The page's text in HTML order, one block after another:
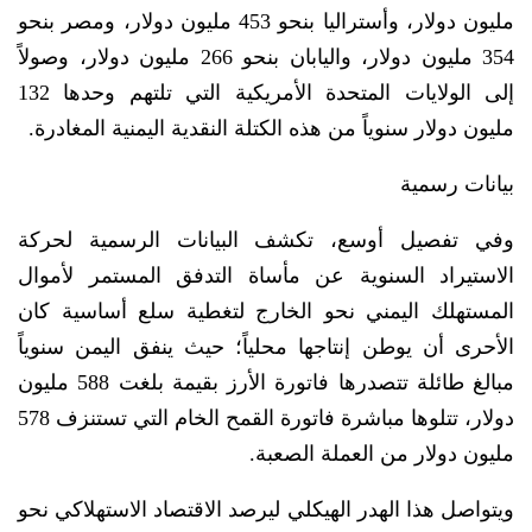
مليون دولار، وأستراليا بنحو 453 مليون دولار، ومصر بنحو
354 مليون دولار، واليابان بنحو 266 مليون دولار، وصولاً
إلى الولايات المتحدة الأمريكية التي تلتهم وحدها 132
مليون دولار سنوياً من هذه الكتلة النقدية اليمنية المغادرة.
بيانات رسمية
وفي تفصيل أوسع، تكشف البيانات الرسمية لحركة
الاستيراد السنوية عن مأساة التدفق المستمر لأموال
المستهلك اليمني نحو الخارج لتغطية سلع أساسية كان
الأحرى أن يوطن إنتاجها محلياً؛ حيث ينفق اليمن سنوياً
مبالغ طائلة تتصدرها فاتورة الأرز بقيمة بلغت 588 مليون
دولار، تتلوها مباشرة فاتورة القمح الخام التي تستنزف 578
مليون دولار من العملة الصعبة.
ويتواصل هذا الهدر الهيكلي ليرصد الاقتصاد الاستهلاكي نحو